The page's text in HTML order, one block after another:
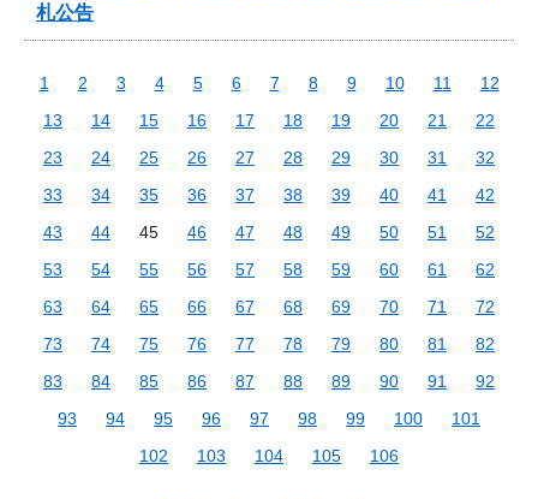
札公告
1 2 3 4 5 6 7 8 9 10 11
12
13
14 15 16 17 18 19 20 21
22
23
24 25 26 27 28 29 30 31
32
33
34 35 36 37 38 39 40 41
42
43
44 45 46 47 48 49 50 51
52
53
54 55 56 57 58 59 60 61
62
63
64 65 66 67 68 69 70 71
72
73
74 75 76 77 78 79 80 81
82
83
84 85 86 87 88 89 90 91
92
93
94 95 96 97 98 99 100
101
102
103 104 105 106